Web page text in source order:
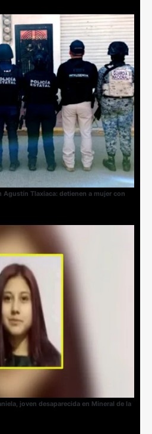
Agustín Tlaxiaca: detienen a mujer con
joven desaparecida en Mineral de la